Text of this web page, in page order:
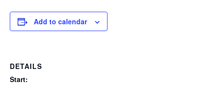
Add to calendar
DETAILS
Start: